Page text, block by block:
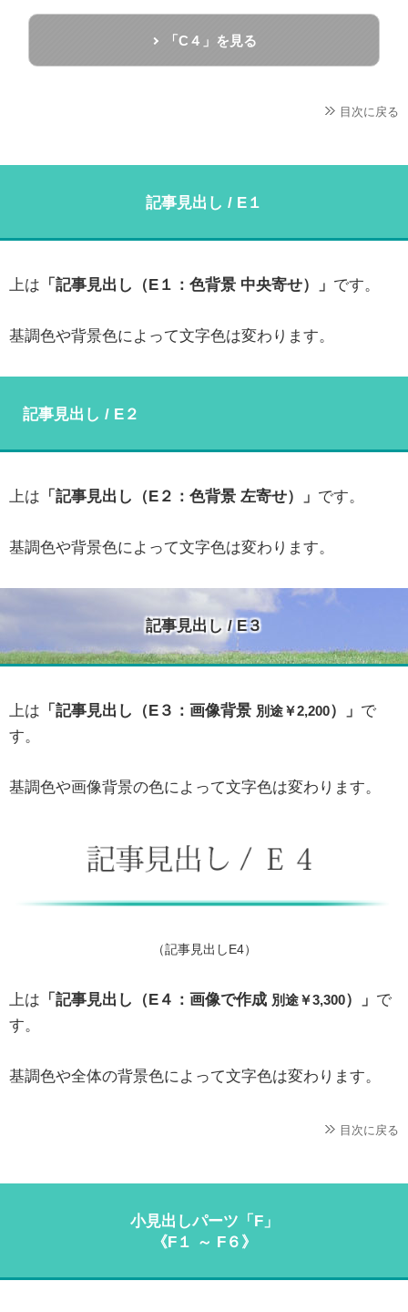
「C４」を見る
目次に戻る
記事見出し / E１
上は 「記事見出し（E１：色背景 中央寄せ）」 です。
基調色や背景色によって文字色は変わります。
記事見出し / E２
上は 「記事見出し（E２：色背景 左寄せ）」 です。
基調色や背景色によって文字色は変わります。
記事見出し / E３
上は 「記事見出し（E３：画像背景 別途￥2,200）」 で
す。
基調色や画像背景の色によって文字色は変わります。
（記事見出しE4）
上は 「記事見出し（E４：画像で作成 別途￥3,300）」 で
す。
基調色や全体の背景色によって文字色は変わります。
目次に戻る
小見出しパーツ「F」
《F１ ～ F６》